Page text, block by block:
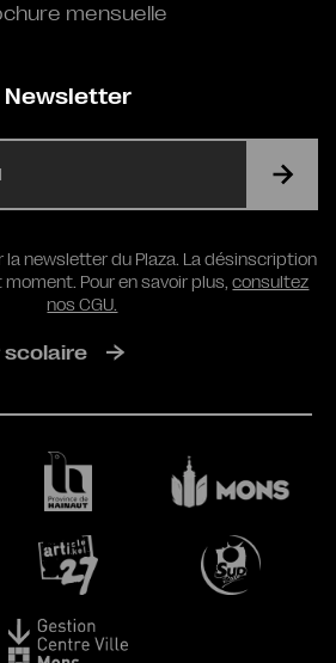
mensuelle
Newsletter
RGPD
la newsletter du Plaza. La désinscription
Pour en savoir plus,consultez
nos CGU.
scolaire